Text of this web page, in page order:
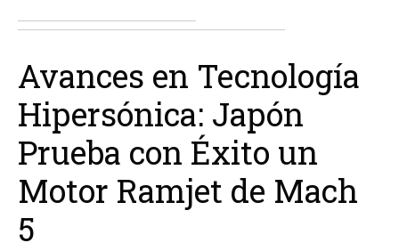
Avances en Tecnología
Hipersónica: Japón
Prueba con Éxito un
Motor Ramjet de Mach
5